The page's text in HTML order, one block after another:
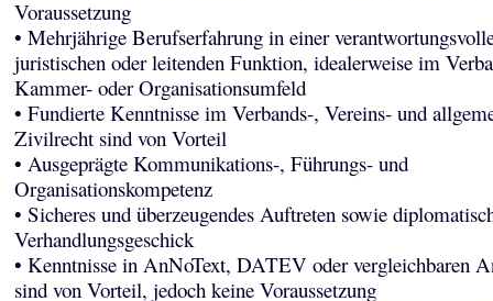
Voraussetzung
• Mehrjährige Berufserfahrung in einer
juristischen oder leitenden Funktion, idealerweise im
Kammer- oder Organisationsumfeld
• Fundierte Kenntnisse im Verbands-, Vereins- und
Zivilrecht sind von Vorteil
• Ausgeprägte Kommunikations-, Führungs- und
Organisationskompetenz
• Sicheres und überzeugendes Auftreten sowie
Verhandlungsgeschick
• Kenntnisse in AnNoText, DATEV oder vergleichbaren
sind von Vorteil, jedoch keine Voraussetzung